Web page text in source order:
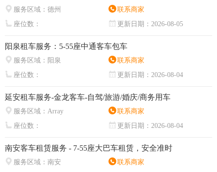
服务区域： 德州
联系商家
座位数：
更新日期： 2026-08-05
阳泉租车服务：5-55座中通客车包车
服务区域： 阳泉
联系商家
座位数：
更新日期： 2026-08-04
延安租车服务-金龙客车-自驾/旅游/婚庆/商务用车
服务区域： Array
联系商家
座位数：
更新日期： 2026-08-04
南安客车租赁服务 - 7-55座大巴车租赁，安全准时
服务区域： 南安
联系商家